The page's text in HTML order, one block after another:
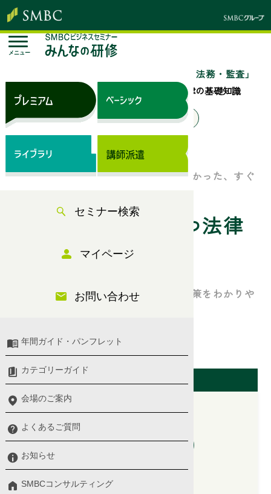
メニュー
セミナー検索
マイページ
お問い合わせ
年間ガイド・パンフレット
カテゴリーガイド
会場のご案内
よくあるご質問
お知らせ
SMBCコンサルティング
「総務・法務・監査」
日常業務で役に立つ法律の基礎知識
来場セミナー オンラインセミナー
総務・経理・営業部門の方々が知りたかった、すぐ
日常業務で役に立つ法律
の基礎知識
日常業務のリスク管理とトラブル防止策をわかりや
総務・法務・監査
開催日（東京会場）
2026/09/02(水)
プログラム詳細 ＞